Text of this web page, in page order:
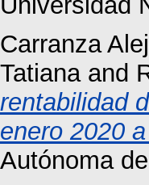
Carranza
Tatianaand
rentabilidad
enero 2020
Autónoma